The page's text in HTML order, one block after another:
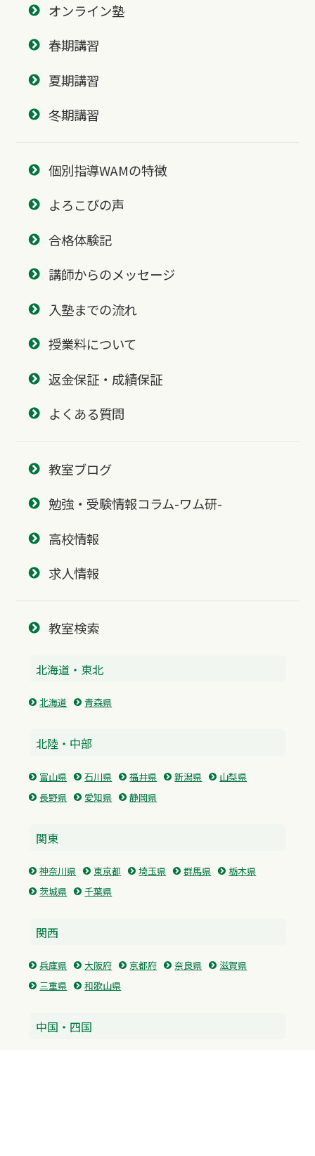
オンライン塾
春期講習
夏期講習
冬期講習
個別指導WAMの特徴
よろこびの声
合格体験記
講師からのメッセージ
入塾までの流れ
授業料について
返金保証・成績保証
よくある質問
教室ブログ
勉強・受験情報コラム-ワム研-
高校情報
求人情報
教室検索
北海道・東北
北海道 青森県
北陸・中部
富山県 石川県 福井県 新潟県
山梨県
長野県
愛知県 静岡県
関東
神奈川県 東京都 埼玉県 群馬県
栃木県
茨城県
千葉県
関西
兵庫県 大阪府 京都府 奈良県
滋賀県
三重県
和歌山県
中国・四国